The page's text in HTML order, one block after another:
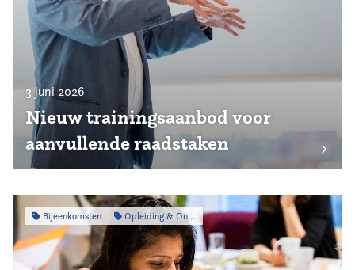
3 juni 2026
Nieuw trainingsaanbod voor
aanvullende raadstaken
Bijeenkomsten Opleiding & Ontwikkeling